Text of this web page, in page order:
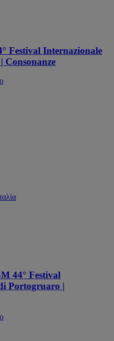
Festival Internazionale
Consonanze
44° Festival
Portogruaro |